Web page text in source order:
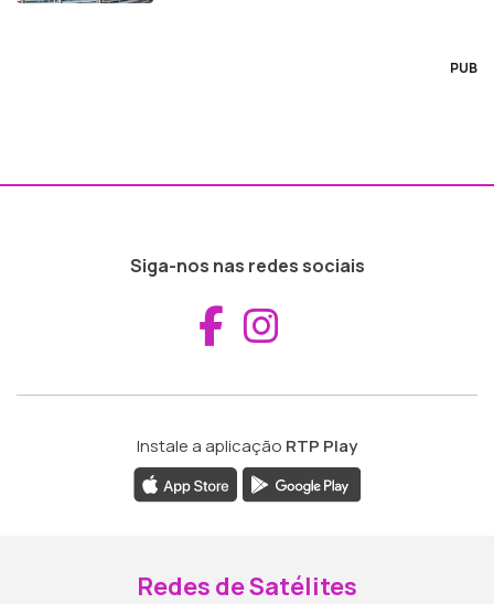
PUB
Siga-nos nas redes sociais
Aceder ao
Instale a aplicação RTP Play
Redes de Satélites